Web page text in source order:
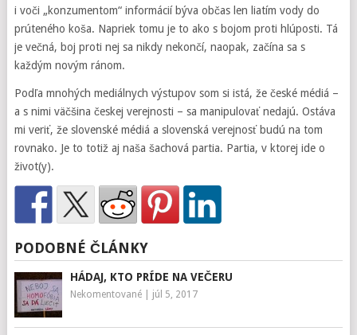
i voči „konzumentom“ informácií býva občas len liatím vody do
prúteného koša. Napriek tomu je to ako s bojom proti hlúposti. Tá
je večná, boj proti nej sa nikdy nekončí, naopak, začína sa s
každým novým ránom.
Podľa mnohých mediálnych výstupov som si istá, že české médiá –
a s nimi väčšina českej verejnosti – sa manipulovať nedajú. Ostáva
mi veriť, že slovenské médiá a slovenská verejnosť budú na tom
rovnako. Je to totiž aj naša šachová partia. Partia, v ktorej ide o
život(y).
PODOBNÉ ČLÁNKY
HÁDAJ, KTO PRÍDE NA VEČERU
Nekomentované| júl 5, 2017